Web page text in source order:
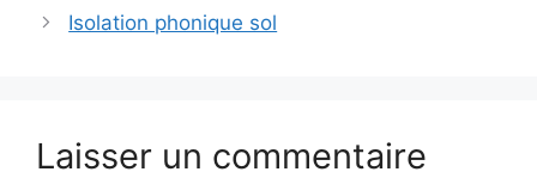
Isolation phonique sol
Laisser un commentaire